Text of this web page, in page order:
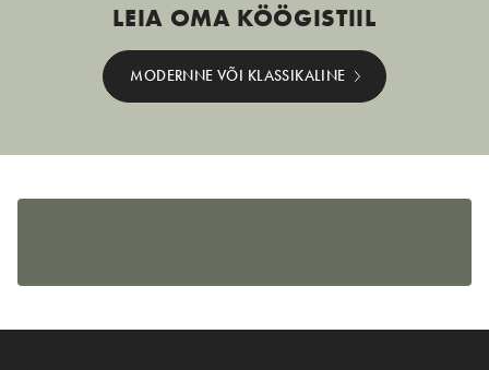
LEIA OMA KÖÖGISTIIL
MODERNNE VÕI KLASSIKALINE